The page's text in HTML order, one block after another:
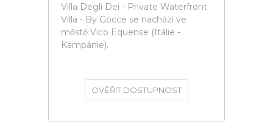
Villa Degli Dei - Private Waterfront
Villa - By Gocce se nachází ve
městě Vico Equense (Itálie -
Kampánie).
OVĚŘIT DOSTUPNOST